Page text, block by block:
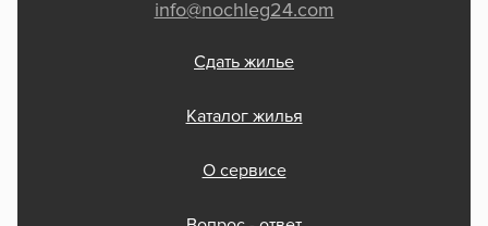
info@nochleg24.com
Сдать жилье
Каталог жилья
О сервисе